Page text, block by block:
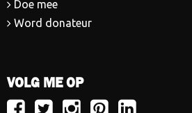
Doe mee
Word donateur
VOLG ME OP
VolgVolgVolgVolgVolg